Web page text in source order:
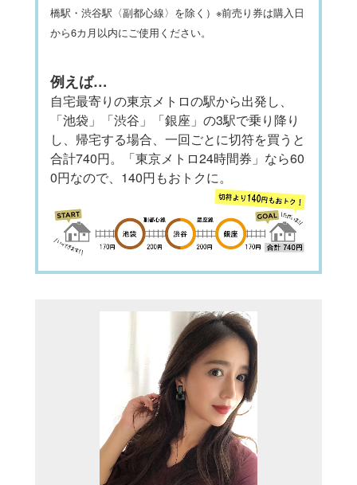
橋駅・渋谷駅〈副都心線〉を除く）※前売り券は購入日
から6カ月以内にご使用ください。
例えば…
自宅最寄りの東京メトロの駅から出発し、
「池袋」「渋谷」「銀座」の3駅で乗り降り
し、帰宅する場合、一回ごとに切符を買うと
合計740円。「東京メトロ24時間券」なら60
0円なので、140円もおトクに。